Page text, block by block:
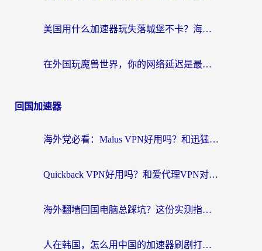
美国用什么加速器玩失落城堡不卡？海外党亲测有效的国服游戏加速指南
在外国玩魔兽世界，你的网络延迟是最大的敌人
回国加速器
海外党必看：Malus VPN好用吗？和迅猛兔VPN对比哪个回国效果更好？附真实体验与避坑指南
Quickback VPN好用吗？和爱代理VPN对比哪个回国效果更好？
海外翻墙回国电脑总踩坑？这份实测指南帮你选对加速器（附ChickCNinitapMalus对比）
人在韩国，怎么用中国的加速器刷剧打游戏？这份真实体验指南给你答案